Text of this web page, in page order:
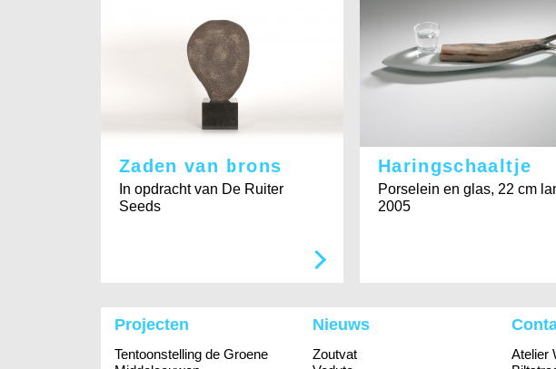
Zaden van brons
In opdracht van De Ruiter
Seeds
Haringschaaltje
Porselein en glas, 22 cm
2005
Projecten
Tentoonstelling de Groene
Nieuws
Zoutvat
Atelier